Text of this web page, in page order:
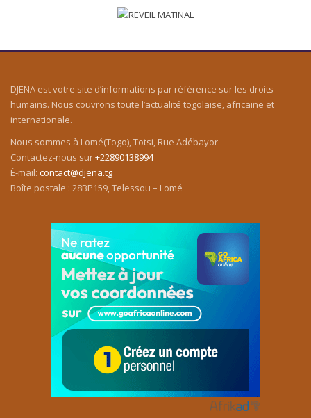
DJENA est votre site d’informations par référence sur les droits
humains. Nous couvrons toute l’actualité togolaise, africaine et
internationale.
Nous sommes à Lomé(Togo), Totsi, Rue Adébayor
Contactez-nous sur+22890138994
É-mail: contact@djena.tg
Boîte postale : 28BP159, Telessou – Lomé